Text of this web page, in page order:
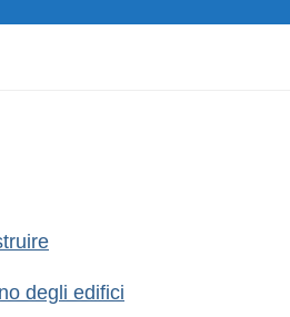
degli edifici